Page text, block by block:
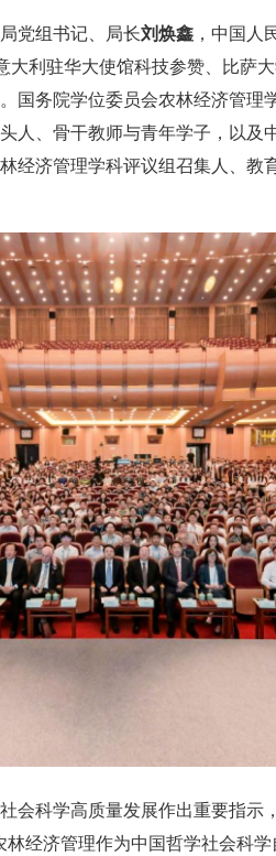
党组书记、局长刘焕鑫 ，中国人
大利驻华大使馆科技参赞、比萨
国务院学位委员会农林经济管理
人、骨干教师与青年学子，以及
经济管理学科评议组召集人、教
会科学高质量发展作出重要指示
经济管理作为中国哲学社会科